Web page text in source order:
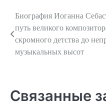
Навигация
по
записям
Биография Иоганна
путь великого
скромного детства до
музыкальных высот
Связанные